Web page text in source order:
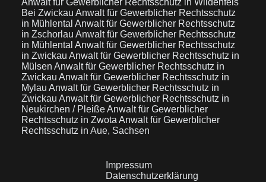
Anwalt für Gewerblicher Rechtsschutz in Wildenfels
Bei Zwickau Anwalt für Gewerblicher Rechtsschutz
in Mühlental Anwalt für Gewerblicher Rechtsschutz
in Zschorlau Anwalt für Gewerblicher Rechtsschutz
in Mühlental Anwalt für Gewerblicher Rechtsschutz
in Zwickau Anwalt für Gewerblicher Rechtsschutz in
Mülsen Anwalt für Gewerblicher Rechtsschutz in
Zwickau Anwalt für Gewerblicher Rechtsschutz in
Mylau Anwalt für Gewerblicher Rechtsschutz in
Zwickau Anwalt für Gewerblicher Rechtsschutz in
Neukirchen / PleißeAnwalt für Gewerblicher
Rechtsschutz in Zwota Anwalt für Gewerblicher
Rechtsschutz in Aue, Sachsen
Impressum
Datenschutzerklärung